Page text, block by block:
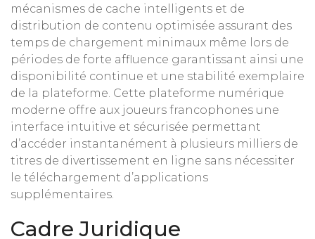
mécanismes de cache intelligents et de
distribution de contenu optimisée assurant des
temps de chargement minimaux même lors de
périodes de forte affluence garantissant ainsi une
disponibilité continue et une stabilité exemplaire
de la plateforme. Cette plateforme numérique
moderne offre aux joueurs francophones une
interface intuitive et sécurisée permettant
d’accéder instantanément à plusieurs milliers de
titres de divertissement en ligne sans nécessiter
le téléchargement d’applications
supplémentaires.
Cadre Juridique